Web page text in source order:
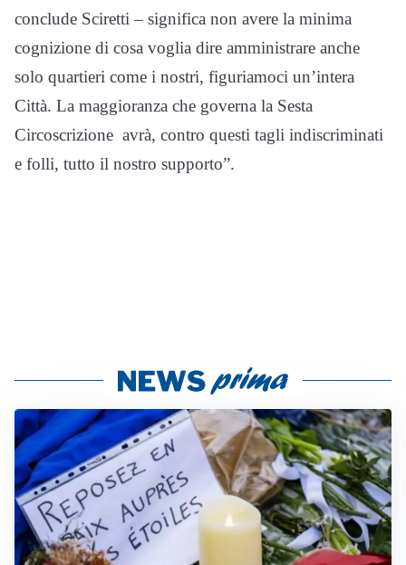
conclude Sciretti – significa non avere la minima
cognizione di cosa voglia dire amministrare anche
solo quartieri come i nostri, figuriamoci un’intera
Città. La maggioranza che governa la Sesta
Circoscrizione avrà, contro questi tagli indiscriminati
e folli, tutto il nostro supporto”.